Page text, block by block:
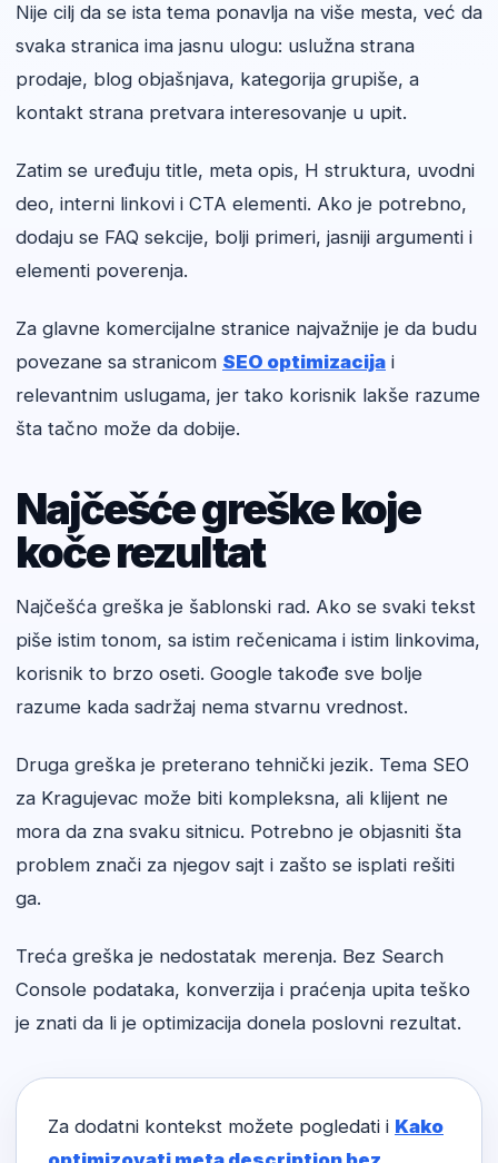
Nije cilj da se ista tema ponavlja na više mesta, već da
svaka stranica ima jasnu ulogu: uslužna strana
prodaje, blog objašnjava, kategorija grupiše, a
kontakt strana pretvara interesovanje u upit.
Zatim se uređuju title, meta opis, H struktura, uvodni
deo, interni linkovi i CTA elementi. Ako je potrebno,
dodaju se FAQ sekcije, bolji primeri, jasniji argumenti i
elementi poverenja.
Za glavne komercijalne stranice najvažnije je da budu
povezane sa stranicom SEO optimizacija i
relevantnim uslugama, jer tako korisnik lakše razume
šta tačno može da dobije.
Najčešće greške koje
koče rezultat
Najčešća greška je šablonski rad. Ako se svaki tekst
piše istim tonom, sa istim rečenicama i istim linkovima,
korisnik to brzo oseti. Google takođe sve bolje
razume kada sadržaj nema stvarnu vrednost.
Druga greška je preterano tehnički jezik. Tema SEO
za Kragujevac može biti kompleksna, ali klijent ne
mora da zna svaku sitnicu. Potrebno je objasniti šta
problem znači za njegov sajt i zašto se isplati rešiti
ga.
Treća greška je nedostatak merenja. Bez Search
Console podataka, konverzija i praćenja upita teško
je znati da li je optimizacija donela poslovni rezultat.
Za dodatni kontekst možete pogledati i Kako